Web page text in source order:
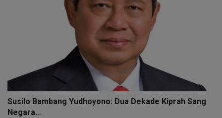
Susilo Bambang Yudhoyono: Dua Dekade Kiprah Sang
Negara...